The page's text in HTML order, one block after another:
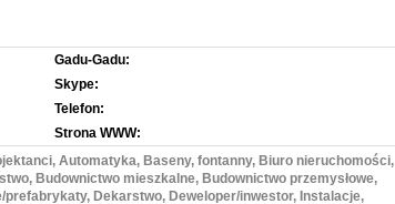
Gadu-Gadu:
Skype:
Telefon:
Strona WWW:
Automatyka, Baseny, fontanny, Biuro nieruchomości,
Budownictwo mieszkalne, Budownictwo przemysłowe,
prefabrykaty, Dekarstwo, Deweloper/inwestor, Instalacje,